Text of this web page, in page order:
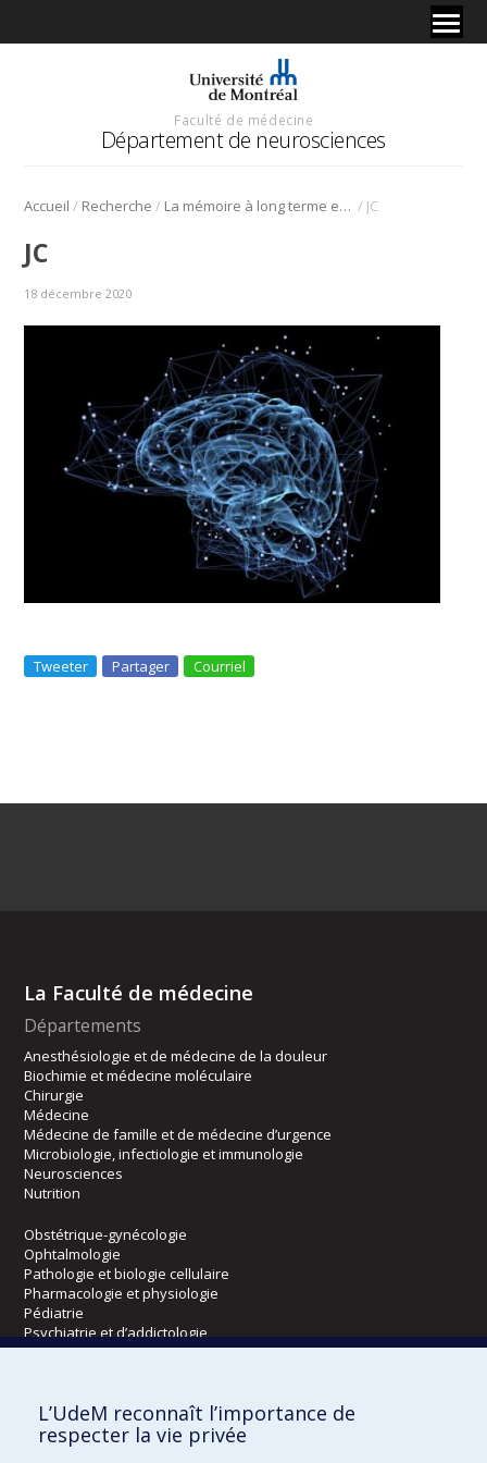
Faculté de médecine
Département de neurosciences
Accueil / Recherche / La mémoire à long terme est contrôlée par la synthèse de protéines dans les cellules inhibitrices, selon une équipe internationale de l’UdeM, de l’Université McGill et de l’Université de Haïfa. / JC
JC
18 décembre 2020
Tweeter Partager Courriel
La Faculté de médecine
Départements
Anesthésiologie et de médecine de la douleur
Biochimie et médecine moléculaire
Chirurgie
Médecine
Médecine de famille et de médecine d’urgence
Microbiologie, infectiologie et immunologie
Neurosciences
Nutrition
Obstétrique-gynécologie
Ophtalmologie
Pathologie et biologie cellulaire
Pharmacologie et physiologie
Pédiatrie
Psychiatrie et d’addictologie
Radiologie, radio-oncologie et médecine nucléaire
Écoles
L’UdeM reconnaît l’importance de
respecter la vie privée